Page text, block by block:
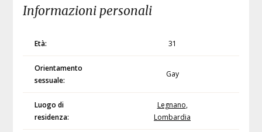
Informazioni personali
Età: 31
Orientamento
sessuale:
Gay
Luogo di
residenza:
Legnano,
Lombardia